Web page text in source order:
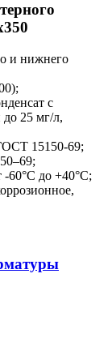
и нижнего
с
25 мг/л,
15150-69;
-60°С до +40°С;